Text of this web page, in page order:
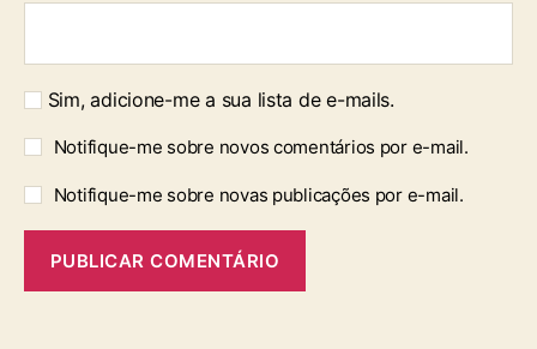
Sim, adicione-me a sua lista de e-mails.
Notifique-me sobre novos comentários por e-mail.
Notifique-me sobre novas publicações por e-mail.